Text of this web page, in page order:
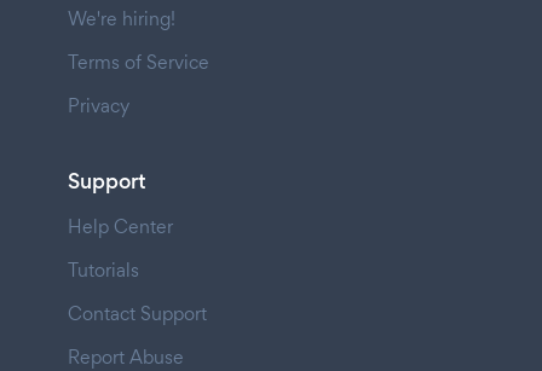
We're hiring!
Terms of Service
Privacy
Support
Help Center
Tutorials
Contact Support
Report Abuse